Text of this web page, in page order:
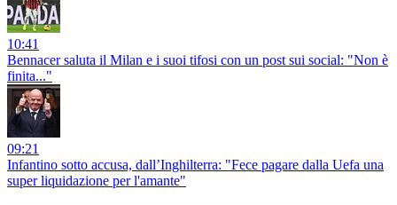
10:41
Bennacer saluta il Milan e i suoi tifosi con un post sui social: "Non è
finita..."
09:21
Infantino sotto accusa, dall’Inghilterra: "Fece pagare dalla Uefa una
super liquidazione per l'amante"